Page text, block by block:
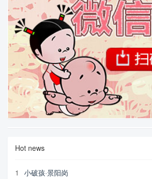
Hot news
1
小破孩·景阳岗